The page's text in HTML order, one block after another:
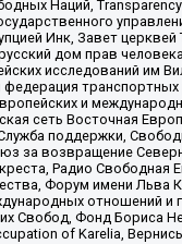
Наций,
Инк, Завет
дом прав
исследований им
и
сеть Восточная
поддержки,
за возвращение
Радио Свободная
Форум имени Льва
отношений и
Свобод, Фонд Бориса
of Karelia,